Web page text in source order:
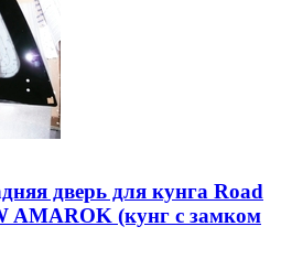
дверь для кунга Road
AMAROK (кунг с замком